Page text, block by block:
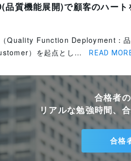
品質機能展開)で顧客のハー
Quality Function Deployment：品
）を起点とし…
READ
合格者
リアルな勉強時間、
合格